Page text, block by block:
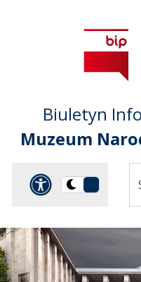
Biuletyn
Muzeum
Panel
Przełącz